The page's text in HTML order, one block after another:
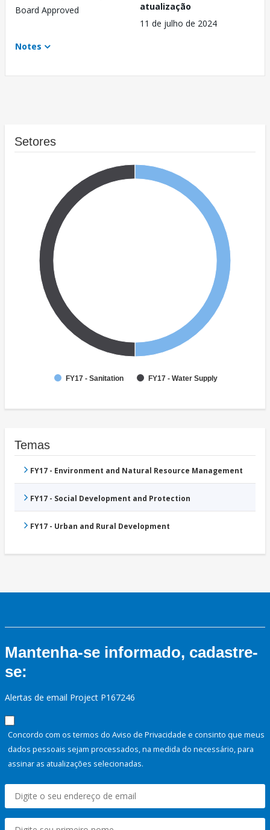
Board Approved
atualização
11 de julho de 2024
Notes
Setores
FY17 - Sanitation FY17 - Water Supply
Temas
FY17 - Environment and Natural Resource Management
FY17 - Social Development and Protection
FY17 - Urban and Rural Development
Mantenha-se informado, cadastre-
se:
Alertas de email Project P167246
Concordo com os termos do Aviso de Privacidade e consinto que meus
dados pessoais sejam processados, na medida do necessário, para
assinar as atualizações selecionadas.